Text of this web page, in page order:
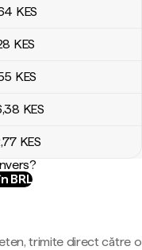
KES
KES
KES
,38 KES
,77 KES
BRL
trimite direct către o